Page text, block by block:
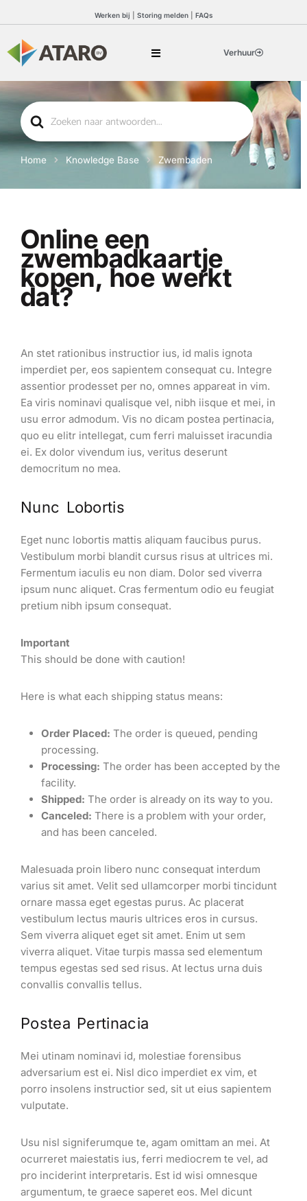
Werken bij Storing melden| FAQs
Verhuur
Search
For
Home Knowledge Base Zwembaden
Online een
zwembadkaartje
kopen, hoe werkt
dat?
An stet rationibus instructior ius, id malis ignota
imperdiet per, eos sapientem consequat cu. Integre
assentior prodesset per no, omnes appareat in vim.
Ea viris nominavi qualisque vel, nibh iisque et mei, in
usu error admodum. Vis no dicam postea pertinacia,
quo eu elitr intellegat, cum ferri maluisset iracundia
ei. Ex dolor vivendum ius, veritus deserunt
democritum no mea.
Nunc Lobortis
Eget nunc lobortis mattis aliquam faucibus purus.
Vestibulum morbi blandit cursus risus at ultrices mi.
Fermentum iaculis eu non diam. Dolor sed viverra
ipsum nunc aliquet. Cras fermentum odio eu feugiat
pretium nibh ipsum consequat.
Important
This should be done with caution!
Here is what each shipping status means:
Order Placed: The order is queued, pending
processing.
Processing: The order has been accepted by the
facility.
Shipped: The order is already on its way to you.
Canceled: There is a problem with your order,
and has been canceled.
Malesuada proin libero nunc consequat interdum
varius sit amet. Velit sed ullamcorper morbi tincidunt
ornare massa eget egestas purus. Ac placerat
vestibulum lectus mauris ultrices eros in cursus.
Sem viverra aliquet eget sit amet. Enim ut sem
viverra aliquet. Vitae turpis massa sed elementum
tempus egestas sed sed risus. At lectus urna duis
convallis convallis tellus.
Postea Pertinacia
Mei utinam nominavi id, molestiae forensibus
adversarium est ei. Nisl dico imperdiet ex vim, et
porro insolens instructior sed, sit ut eius sapientem
vulputate.
Usu nisl signiferumque te, agam omittam an mei. At
ocurreret maiestatis ius, ferri mediocrem te vel, ad
pro inciderint interpretaris. Est id wisi omnesque
argumentum, te graece saperet eos. Mel dicunt